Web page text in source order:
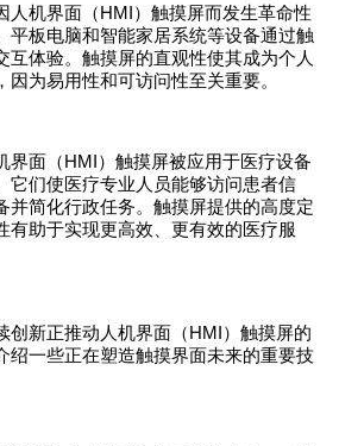
人机界面（HMI）触摸屏而发生革命性
平板电脑和智能家居系统等设备通过触
互体验。触摸屏的直观性使其成为个人
因为易用性和可访问性至关重要。
界面（HMI）触摸屏被应用于医疗设备
它们使医疗专业人员能够访问患者信
并简化行政任务。触摸屏提供的高度定
有助于实现更高效、更有效的医疗服
创新正推动人机界面（HMI）触摸屏的
绍一些正在塑造触摸界面未来的重要技